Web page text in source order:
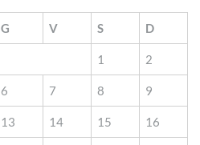
G V S D
1 2
6 7 8 9
13 14 15 16